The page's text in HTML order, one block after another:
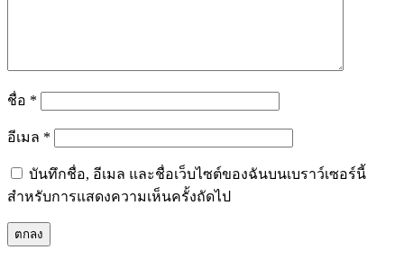
ชื่อ *
อีเมล *
บันทึกชื่อ, อีเมล และชื่อเว็บไซต์ของฉันบนเบราว์เซอร์นี้
สำหรับการแสดงความเห็นครั้งถัดไป